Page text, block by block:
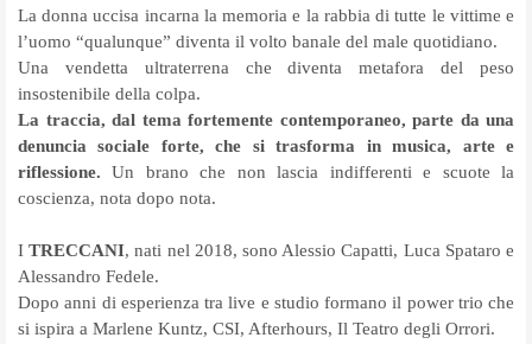
La donna uccisa incarna la memoria e la rabbia di tutte le vittime e
l’uomo “qualunque” diventa il volto banale del male quotidiano.
Una vendetta ultraterrena che diventa metafora del peso
insostenibile della colpa.
La traccia, dal tema fortemente contemporaneo, parte da una
denuncia sociale forte, che si trasforma in musica, arte e
riflessione. Un brano che non lascia indifferenti e scuote la
coscienza, nota dopo nota.
ITRECCANI, nati nel 2018, sono Alessio Capatti, Luca Spataro e
Alessandro Fedele.
Dopo anni di esperienza tra live e studio formano il power trio che
si ispira a Marlene Kuntz, CSI, Afterhours, Il Teatro degli Orrori.